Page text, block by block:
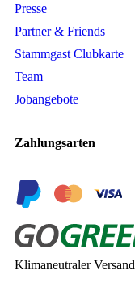
Presse
Partner & Friends
Stammgast Clubkarte
Team
Jobangebote
Zahlungsarten
Klimaneutraler Versand